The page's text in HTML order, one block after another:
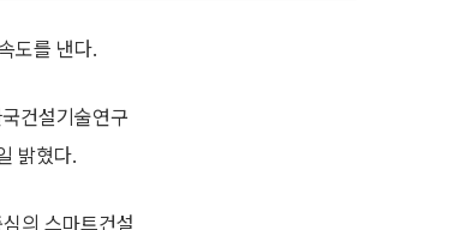
도를 낸다.
건설기술연구
밝혔다.
의 스마트건설